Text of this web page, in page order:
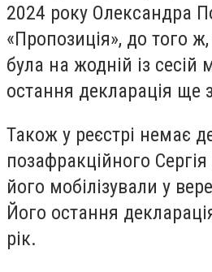
2024 року Олександра
«Пропозиція», до того
була на жодній із сесій
остання декларація ще
Також у реєстрі немає
позафракційного
його мобілізували у
Його остання
рік.